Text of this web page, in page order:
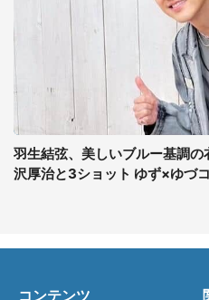
羽生結弦、美しいブルー基調
沢厚治と3ショット ゆず×ゆづ
コンテンツ